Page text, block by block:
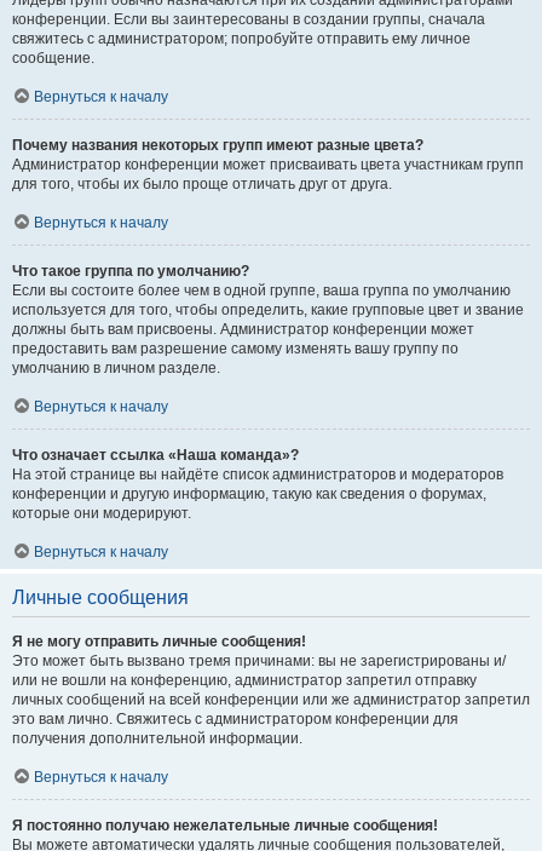
конференции. Если вы заинтересованы в создании группы, сначала
свяжитесь с администратором; попробуйте отправить ему личное
сообщение.
Вернуться к началу
Почему названия некоторых групп имеют разные цвета?
Администратор конференции может присваивать цвета участникам групп
для того, чтобы их было проще отличать друг от друга.
Вернуться к началу
Что такое группа по умолчанию?
Если вы состоите более чем в одной группе, ваша группа по умолчанию
используется для того, чтобы определить, какие групповые цвет и звание
должны быть вам присвоены. Администратор конференции может
предоставить вам разрешение самому изменять вашу группу по
умолчанию в личном разделе.
Вернуться к началу
Что означает ссылка «Наша команда»?
На этой странице вы найдёте список администраторов и модераторов
конференции и другую информацию, такую как сведения о форумах,
которые они модерируют.
Вернуться к началу
Личные сообщения
Я не могу отправить личные сообщения!
Это может быть вызвано тремя причинами: вы не зарегистрированы и/
или не вошли на конференцию, администратор запретил отправку
личных сообщений на всей конференции или же администратор запретил
это вам лично. Свяжитесь с администратором конференции для
получения дополнительной информации.
Вернуться к началу
Я постоянно получаю нежелательные личные сообщения!
Вы можете автоматически удалять личные сообщения пользователей,